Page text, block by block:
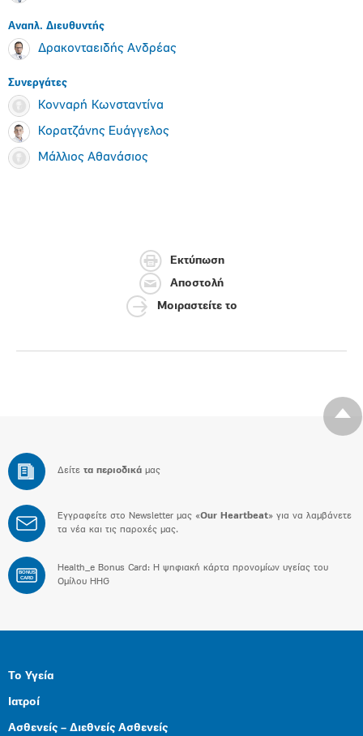
Αναπλ. Διευθυντής
Δρακονταειδής Ανδρέας
Συνεργάτες
Κονναρή Κωνσταντίνα
Κορατζάνης Ευάγγελος
Μάλλιος Αθανάσιος
Εκτύπωση
Αποστολή
Μοιραστείτε το
Δείτε τα περιοδικά μας
Εγγραφείτε στο Newsletter μας «Our Heartbeat» για να λαμβάνετε
τα νέα και τις παροχές μας.
BONUS
CARD
Health_e Bonus Card: H ψηφιακή κάρτα προνομίων υγείας του
Ομίλου HHG
Το Υγεία
Ιατροί
Ασθενείς – Διεθνείς Ασθενείς